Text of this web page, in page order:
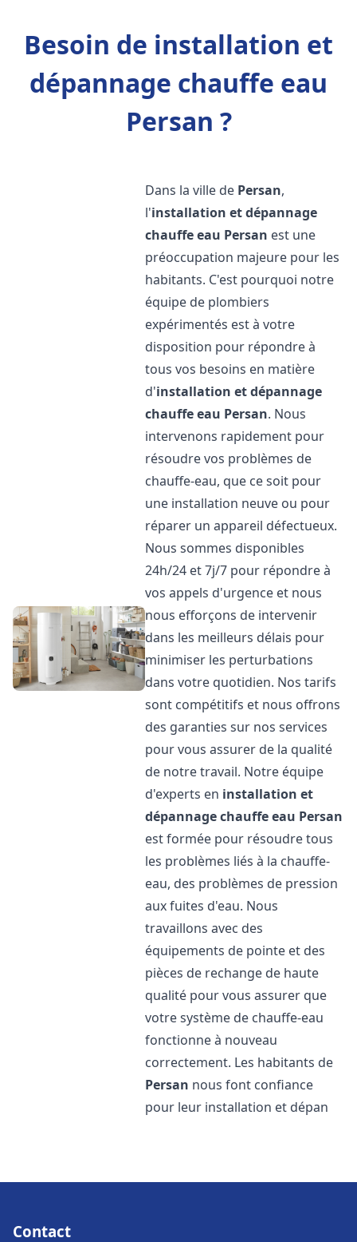
Besoin de installation et
dépannage chauffe eau
Persan ?
Dans la ville de Persan,
l'installation et dépannage
chauffe eau Persan est une
préoccupation majeure pour les
habitants. C'est pourquoi notre
équipe de plombiers
expérimentés est à votre
disposition pour répondre à
tous vos besoins en matière
d'installation et dépannage
chauffe eau Persan. Nous
intervenons rapidement pour
résoudre vos problèmes de
chauffe-eau, que ce soit pour
une installation neuve ou pour
réparer un appareil défectueux.
Nous sommes disponibles
24h/24 et 7j/7 pour répondre à
vos appels d'urgence et nous
nous efforçons de intervenir
dans les meilleurs délais pour
minimiser les perturbations
dans votre quotidien. Nos tarifs
sont compétitifs et nous offrons
des garanties sur nos services
pour vous assurer de la qualité
de notre travail. Notre équipe
d'experts en installation et
dépannage chauffe eau Persan
est formée pour résoudre tous
les problèmes liés à la chauffe-
eau, des problèmes de pression
aux fuites d'eau. Nous
travaillons avec des
équipements de pointe et des
pièces de rechange de haute
qualité pour vous assurer que
votre système de chauffe-eau
fonctionne à nouveau
correctement. Les habitants de
Persan nous font confiance
pour leur installation et dépan
Contact